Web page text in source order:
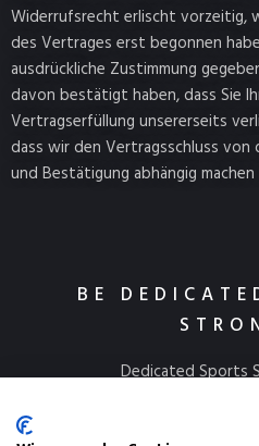
Widerrufsrecht erlischt vorzeitig,
des Vertrages erst begonnen
ausdrückliche Zustimmung
davon bestätigt haben, dass Sie
Vertragserfüllung unsererseits
dass wir den Vertragsschluss
und Bestätigung abhängig machen
BE
Dedicated Sports
Kulmbacher
95445